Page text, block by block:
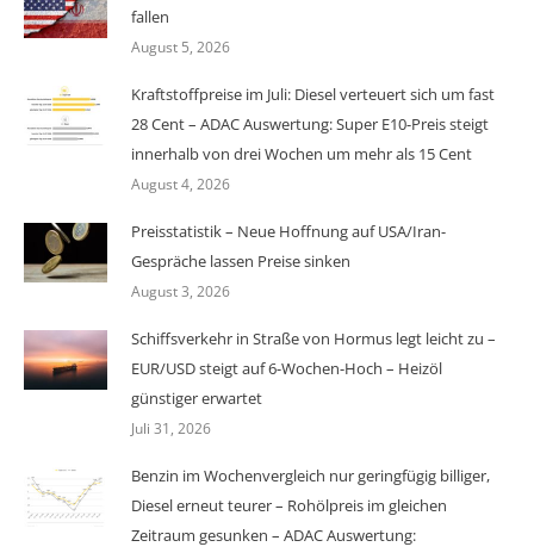
fallen
August 5, 2026
Kraftstoffpreise im Juli: Diesel verteuert sich um fast
28 Cent – ADAC Auswertung: Super E10-Preis steigt
innerhalb von drei Wochen um mehr als 15 Cent
August 4, 2026
Preisstatistik – Neue Hoffnung auf USA/Iran-
Gespräche lassen Preise sinken
August 3, 2026
Schiffsverkehr in Straße von Hormus legt leicht zu –
EUR/USD steigt auf 6-Wochen-Hoch – Heizöl
günstiger erwartet
Juli 31, 2026
Benzin im Wochenvergleich nur geringfügig billiger,
Diesel erneut teurer – Rohölpreis im gleichen
Zeitraum gesunken – ADAC Auswertung: